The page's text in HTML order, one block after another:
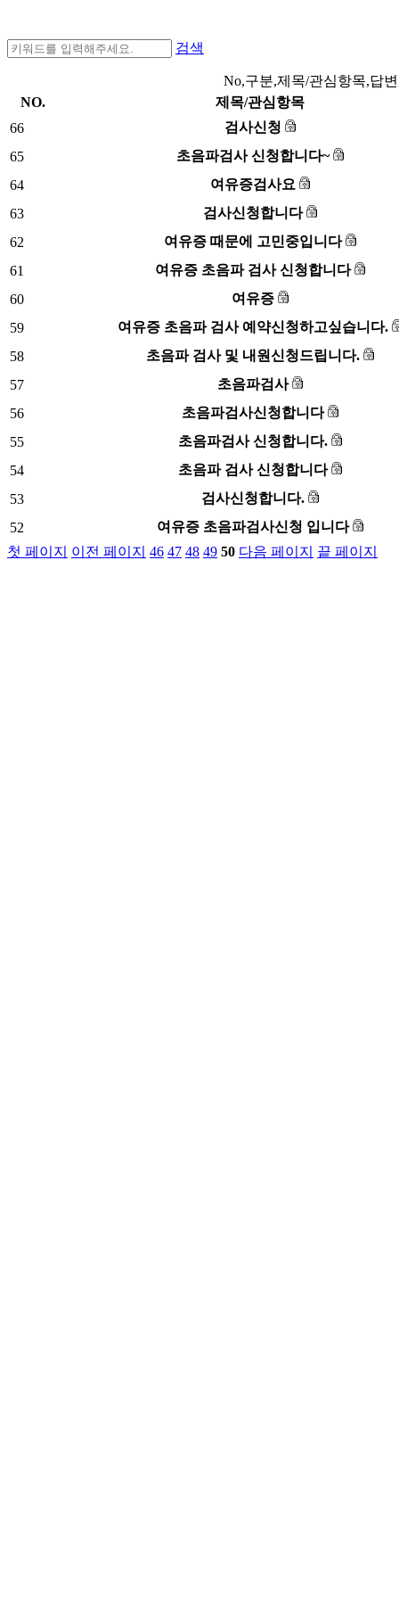
검색
No,구분,제목/관심항목,답
NO.
제목/관심항목
66
검사신청
65
초음파검사 신청합니다~
64
여유증검사요
63
검사신청합니다
62
여유증 때문에 고민중입니다
61
여유증 초음파 검사 신청합니다
60
여유증
59
여유증 초음파 검사 예약신청하고싶습니다.
58
초음파 검사 및 내원신청드립니다.
57
초음파검사
56
초음파검사신청합니다
55
초음파검사 신청합니다.
54
초음파 검사 신청합니다
53
검사신청합니다.
52
여유증 초음파검사신청 입니다
첫 페이지
이전 페이지 46 47 48 49 50 다음 페이지 끝 페이지